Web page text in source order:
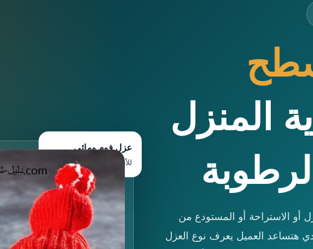
المنزل
أو الاستراحة أو المستودع من
هتساعد العميل يعرف نوع العزل
عزل فوم ومائي
للأسطح والفلل والاستراحات